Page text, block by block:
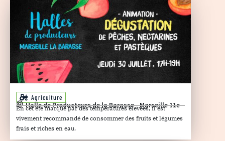
Agriculture
Halle de Producteurs de la Barasse - Marseille 11e
En cet été marqué par des températures élevées, il est
vivement recommandé de consommer des fruits et légumes
frais et riches en eau.